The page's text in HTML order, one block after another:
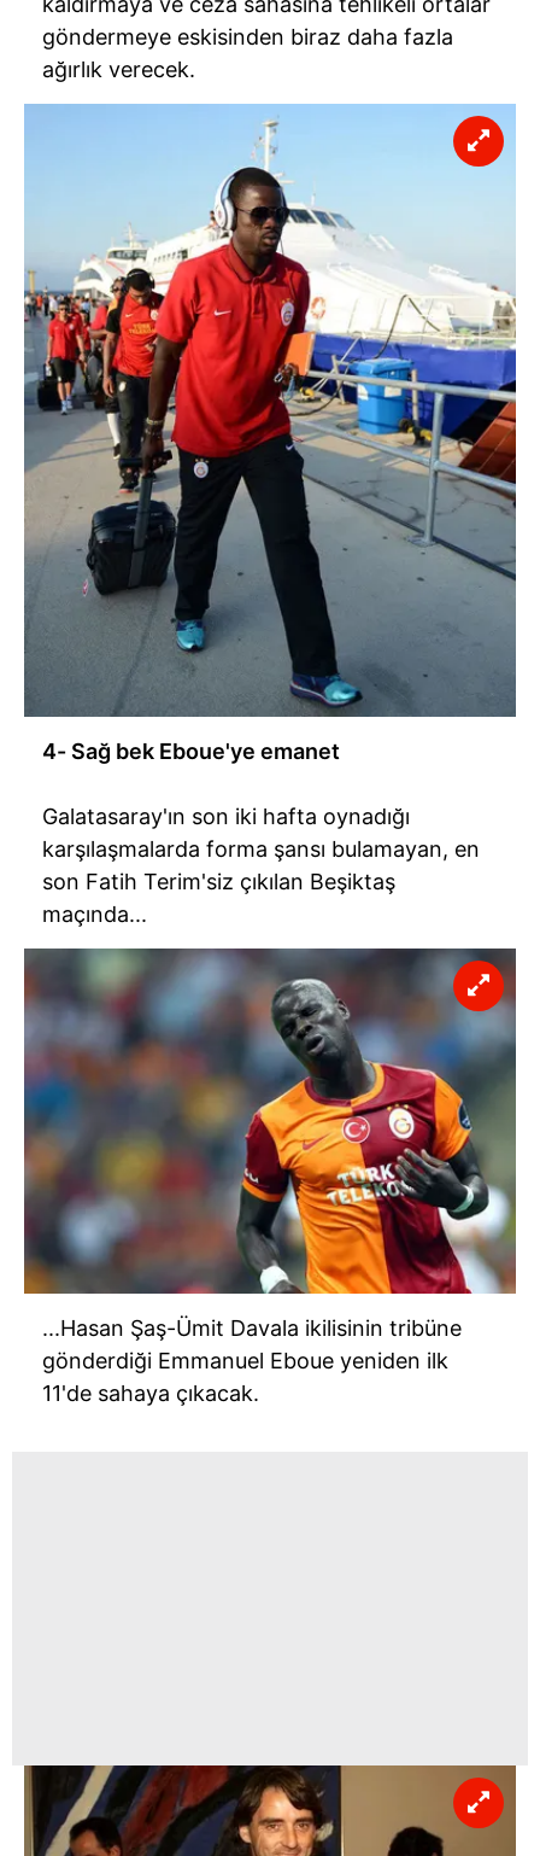
göndermeye eskisinden biraz daha fazla
ağırlık verecek.
4- Sağ bek Eboue'ye emanet
Galatasaray'ın son iki hafta oynadığı
karşılaşmalarda forma şansı bulamayan, en
son Fatih Terim'siz çıkılan Beşiktaş
maçında...
...Hasan Şaş-Ümit Davala ikilisinin tribüne
gönderdiği Emmanuel Eboue yeniden ilk
11'de sahaya çıkacak.